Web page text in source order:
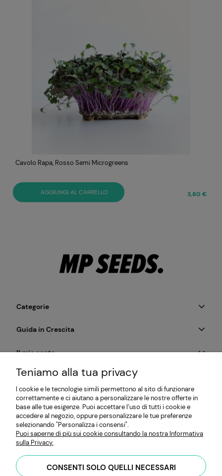
Cavolo Rapa, Rosso Semi Microgreens
3,80 €
AGGIUNGI AL CARRELLO
Categorie
Guida in Crescita
Il mio conto
Pagamento e Consegna
Informazioni
MP SEEDS | Produttore di semi per microgreens e germogli |
HYDRO Mateusz Przybiński | Obywatelska 128, 94-104 Łódź,
Polonia | Partita IVA: PL7262654485 |hello@mpseeds.eu| +48
601 396 141
Teniamo alla tua privacy
I cookie e le tecnologie simili permettono al sito di funzionare
correttamente e ci aiutano a personalizzare le nostre offerte in
base alle tue esigenze. Puoi accettare l’uso di tutti i cookie e
accedere al negozio, oppure personalizzare le tue preferenze
selezionando "Personalizza i consensi".
Puoi saperne di più sui cookie consultando la nostra Informativa
sulla Privacy.
CONSENTI SOLO QUELLI NECESSARI